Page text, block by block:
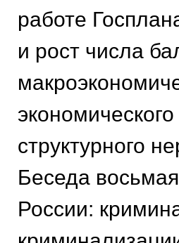
работе
и рост числа
структурного
Беседа
России: